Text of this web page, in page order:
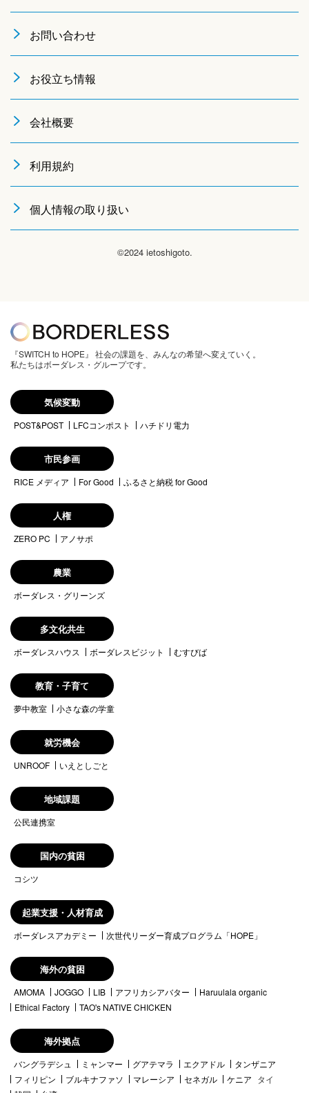
お問い合わせ
お役立ち情報
会社概要
利用規約
個人情報の取り扱い
©2024 ietoshigoto.
『SWITCH to HOPE』 社会の課題を、みんなの希望へ変えていく。
私たちはボーダレス・グループです。
気候変動
POST&POST LFCコンポスト ハチドリ電力
市民参画
RICE メディア For Good ふるさと納税 for Good
人権
ZERO PC アノサポ
農業
ボーダレス・グリーンズ
多文化共生
ボーダレスハウス ボーダレスビジット むすびば
教育・子育て
夢中教室 小さな森の学童
就労機会
UNROOF いえとしごと
地域課題
公民連携室
国内の貧困
コシツ
起業支援・人材育成
ボーダレスアカデミー 次世代リーダー育成プログラム「HOPE」
海外の貧困
AMOMA JOGGO LIB アフリカシアバター
Haruulala organic
Ethical Factory
TAO's NATIVE CHICKEN
海外拠点
バングラデシュ ミャンマー グアテマラ エクアドル
タンザニア
フィリピン
ブルキナファソ マレーシア セネガル ケニア タイ